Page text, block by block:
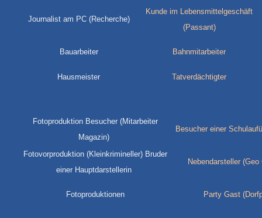
Journalist am PC (Recherche)
Kunde im Lebensmittelgeschäft
(Passant)
Bauarbeiter Bahnmitarbeiter
Hausmeister Tatverdächtigter
Fotoproduktion Besucher (Mitarbeiter
Magazin)
Besucher einer
Fotovorproduktion (Kleinkrimineller) Bruder
einer Hauptdarstellerin
Nebendarsteller (Geo
Fotoproduktionen Party Gast